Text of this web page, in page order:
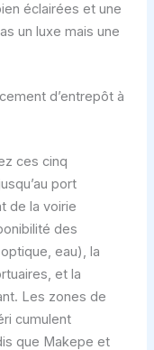
éclairées et une
un luxe mais une
d’entrepôt à
ces cinq
port
de la voirie
des
eau), la
et la
Les zones de
cumulent
que Makepe et